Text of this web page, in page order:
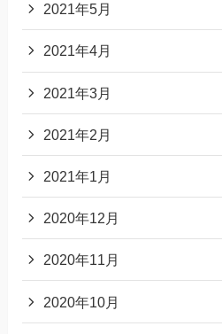
2021年5月
2021年4月
2021年3月
2021年2月
2021年1月
2020年12月
2020年11月
2020年10月